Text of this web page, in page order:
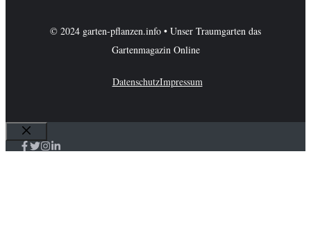
© 2024 garten-pflanzen.info • Unser Traumgarten das
Gartenmagazin Online
DatenschutzImpressum
Schließen